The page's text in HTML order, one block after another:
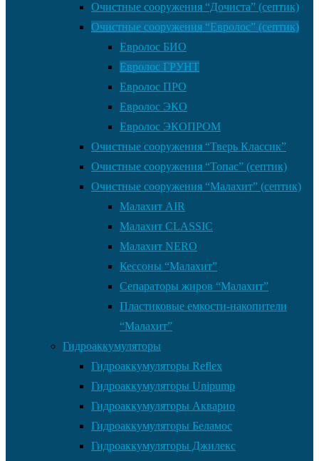
Очистные сооружения “Дочиста” (септик)
Очистные сооружения “Евролос” (септик)
Евролос БИО
Евролос ГРУНТ
Евролос ПРО
Евролос ЭКО
Евролос ЭКОПРОМ
Очистные сооружения “Тверь Классик”
Очистные сооружения “Топас” (септик)
Очистные сооружения “Малахит” (септик)
Малахит AIR
Малахит CLASSIC
Малахит NERO
Кессоны “Малахит”
Сепараторы жиров “Малахит”
Пластиковые емкости-накопители
“Малахит”
Гидроаккумуляторы
Гидроаккумуляторы Reflex
Гидроаккумуляторы Unipump
Гидроаккумуляторы Акварио
Гидроаккумуляторы Беламос
Гидроаккумуляторы Джилекс